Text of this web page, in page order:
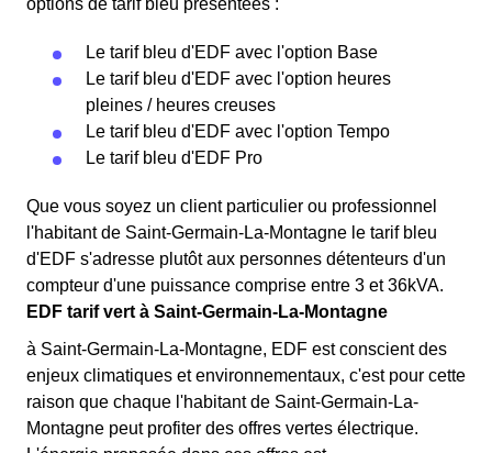
options de tarif bleu présentées :
Le tarif bleu d'EDF avec l'option Base
Le tarif bleu d'EDF avec l'option heures
pleines / heures creuses
Le tarif bleu d'EDF avec l'option Tempo
Le tarif bleu d'EDF Pro
Que vous soyez un client particulier ou professionnel
l'habitant de Saint-Germain-La-Montagne le tarif bleu
d'EDF s'adresse plutôt aux personnes détenteurs d'un
compteur d'une puissance comprise entre 3 et 36kVA.
EDF tarif vert à Saint-Germain-La-Montagne
à Saint-Germain-La-Montagne, EDF est conscient des
enjeux climatiques et environnementaux, c'est pour cette
raison que chaque l'habitant de Saint-Germain-La-
Montagne peut profiter des offres vertes électrique.